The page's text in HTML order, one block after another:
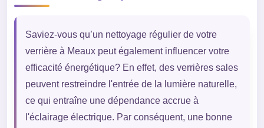
Saviez-vous qu’un nettoyage régulier de votre
verrière à Meaux peut également influencer votre
efficacité énergétique? En effet, des verrières sales
peuvent restreindre l'entrée de la lumière naturelle,
ce qui entraîne une dépendance accrue à
l'éclairage électrique. Par conséquent, une bonne